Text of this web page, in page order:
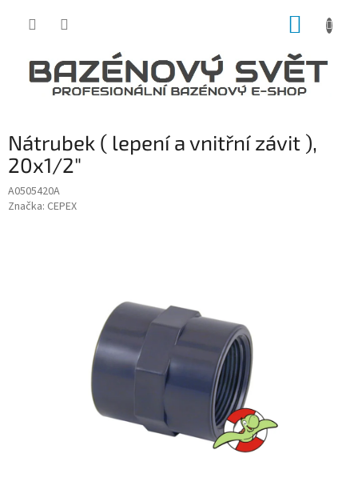
Nátrubek ( lepení a vnitřní závit ),
20x1/2"
A0505420A
Značka: CEPEX